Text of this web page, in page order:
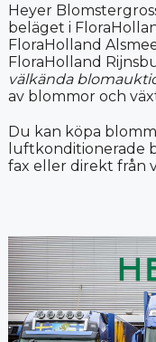
Heyer
beläget i
FloraHolland
FloraHolland
välkända
av blommor och
Du kan köpa
luftkonditionerade
fax eller direkt från